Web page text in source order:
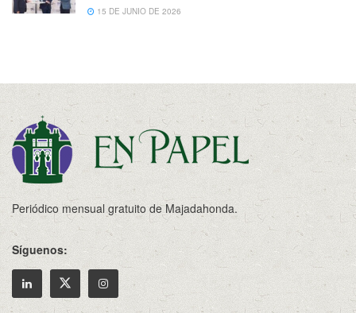
15 DE JUNIO DE 2026
Periódico mensual gratuito de Majadahonda.
Síguenos: